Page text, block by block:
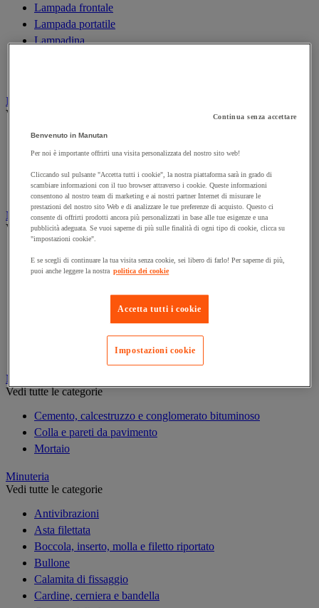
Lampada frontale
Lampada portatile
Lampadina
Ingrassaggio e lubrificazione
Vedi tutte le categorie
Anti-aderente
Attrezzi per lubrificazione
Grasso e olio
Lubrificante e sbloccante
Marcatura
Vedi tutte le categorie
Marcatura industriale
Segnaletica in magazzino
Materiali per la finitura e l'edilizia
Vedi tutte le categorie
Cemento, calcestruzzo e conglomerato bituminoso
Colla e pareti da pavimento
Mortaio
Minuteria
Vedi tutte le categorie
Antivibrazioni
Asta filettata
Boccola, inserto, molla e filetto riportato
Bullone
Calamita di fissaggio
Cardine, cerniera e bandella
Continua senza accettare
Benvenuto in Manutan
Per noi è importante offrirti una visita personalizzata del nostro sito web!
Cliccando sul pulsante "Accetta tutti i cookie", la nostra piattaforma sarà in grado di
scambiare informazioni con il tuo browser attraverso i cookie. Queste informazioni
consentono al nostro team di marketing e ai nostri partner Internet di misurare le
prestazioni del nostro sito Web e di analizzare le tue preferenze di acquisto. Questo ci
consente di offrirti prodotti ancora più personalizzati in base alle tue esigenze e una
pubblicità adeguata. Se vuoi saperne di più sulle finalità di ogni tipo di cookie, clicca su
"impostazioni cookie".
E se scegli di continuare la tua visita senza cookie, sei libero di farlo! Per saperne di più,
puoi anche leggere la nostra politica dei cookie
Accetta tutti i cookie
Impostazioni cookie